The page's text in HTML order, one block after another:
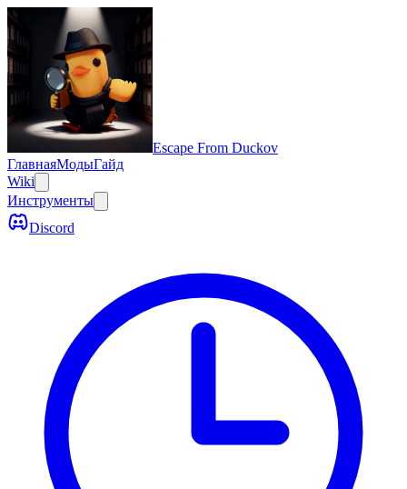
Escape From Duckov
ГлавнаяМодыГайд
Wiki
Инструменты
Discord